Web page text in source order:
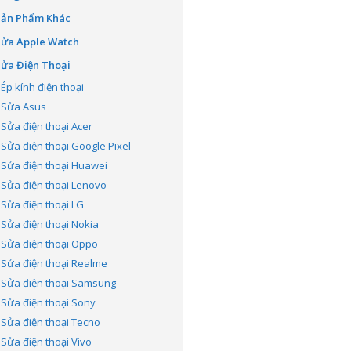
Phẩm Khác
Apple Watch
Điện Thoại
Ép kính điện thoại
Sửa Asus
Sửa điện thoại Acer
Sửa điện thoại Google Pixel
Sửa điện thoại Huawei
Sửa điện thoại Lenovo
Sửa điện thoại LG
Sửa điện thoại Nokia
Sửa điện thoại Oppo
Sửa điện thoại Realme
Sửa điện thoại Samsung
Sửa điện thoại Sony
Sửa điện thoại Tecno
Sửa điện thoại Vivo